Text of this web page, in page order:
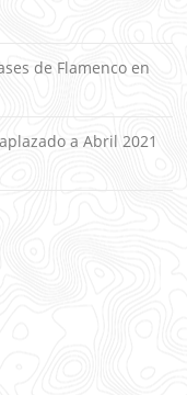
de Flamenco en
a Abril 2021